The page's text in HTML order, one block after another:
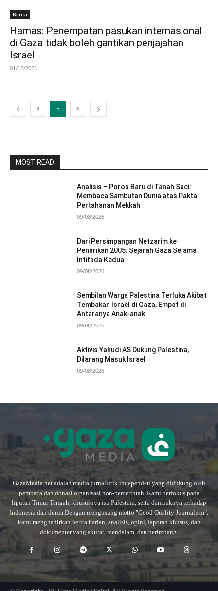
Berita
Hamas: Penempatan pasukan internasional
di Gaza tidak boleh gantikan penjajahan
Israel
01/12/2025
4 5 6
MOST READ
Analisis – Poros Baru di Tanah Suci:
Membaca Sambutan Dunia atas Pakta
Pertahanan Mekkah
09/08/2026
Dari Persimpangan Netzarim ke
Penarikan 2005: Sejarah Gaza Selama
Intifada Kedua
09/08/2026
Sembilan Warga Palestina Terluka Akibat
Tembakan Israel di Gaza, Empat di
Antaranya Anak-anak
09/08/2026
Aktivis Yahudi AS Dukung Palestina,
Dilarang Masuk Israel
09/08/2026
GazaMedia.net adalah media jurnalistik independen yang didukung oleh
pembaca dan donasi organisasi non-pemerintah. Kami berfokus pada
liputan Timur Tengah, khususnya isu Palestina, serta dampaknya terhadap
Indonesia dan dunia.Dengan mengusung motto "Good Quality Journalism",
kami menghadirkan berita harian, analisis, opini, laporan khusus, dan
dokumenter yang akurat, mendalam, dan berimbang.